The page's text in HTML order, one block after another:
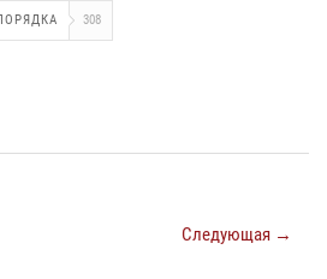
308
Следующая →